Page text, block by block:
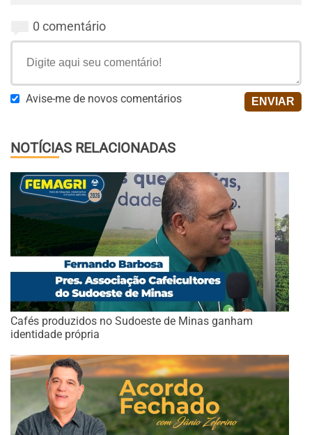
0 comentário
Avise-me de novos comentários
NOTÍCIAS RELACIONADAS
Cafés produzidos no Sudoeste de Minas ganham
identidade própria